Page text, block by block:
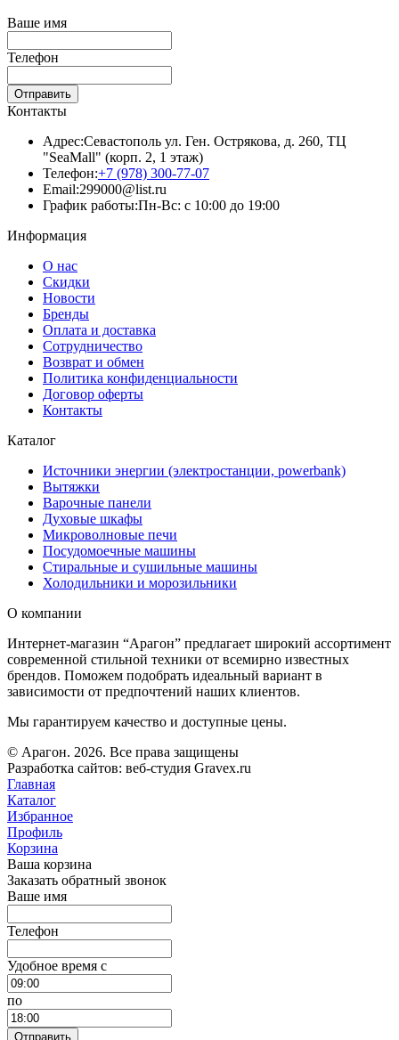
Ваше имя
Телефон
Отправить
Контакты
Адрес:Севастополь ул. Ген. Острякова, д. 260, ТЦ
"SeaMall" (корп. 2, 1 этаж)
Телефон:+7 (978) 300-77-07
Email:299000@list.ru
График работы:Пн-Вс: с 10:00 до 19:00
Информация
О нас
Скидки
Новости
Бренды
Оплата и доставка
Сотрудничество
Возврат и обмен
Политика конфиденциальности
Договор оферты
Контакты
Каталог
Источники энергии (электростанции, powerbank)
Вытяжки
Варочные панели
Духовые шкафы
Микроволновые печи
Посудомоечные машины
Стиральные и сушильные машины
Холодильники и морозильники
О компании
Интернет-магазин “Арагон” предлагает широкий ассортимент
современной стильной техники от всемирно известных
брендов. Поможем подобрать идеальный вариант в
зависимости от предпочтений наших клиентов.
Мы гарантируем качество и доступные цены.
© Арагон. 2026. Все права защищены
Разработка сайтов: веб-студия Gravex.ru
Главная
Каталог
Избранное
Профиль
Корзина
Ваша корзина
Заказать обратный звонок
Ваше имя
Телефон
Удобное время c
по
Отправить